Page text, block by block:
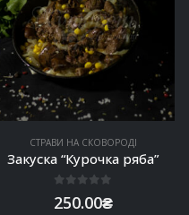
СТРАВИ НА СКОВОРОДІ
Закуска “Курочка ряба”
250.00₴